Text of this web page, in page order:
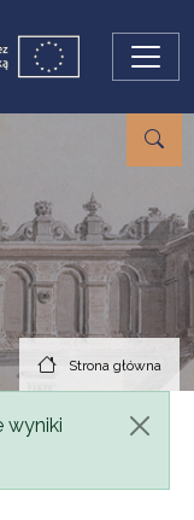
Strona główna
wyniki